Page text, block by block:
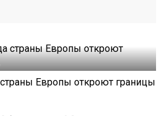
страны Европы откроют границы